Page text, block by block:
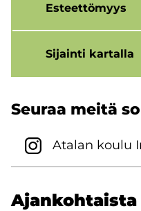
Es­teet­tö­myys
Si­jain­ti kar­tal­la
Seu­raa meitä
Ata­lan koulu
Ajan­koh­tais­ta